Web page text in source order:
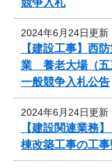
2024年6月24日更新
【建設工事】西
業 養老大場（五
一般競争入札公告
2024年6月24日更新
【建設関連業務
棟改築工事の工